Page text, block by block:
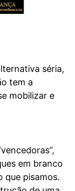
séria,
tem a
mobilizar e
em branco
que pisamos.